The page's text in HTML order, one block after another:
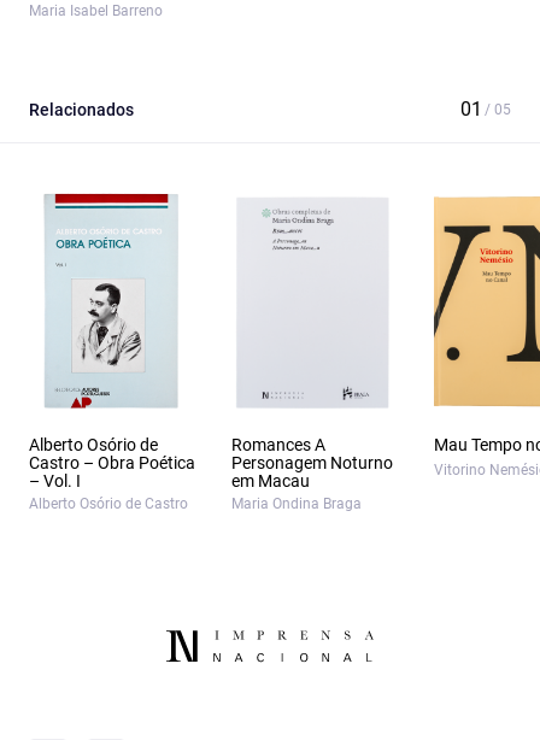
Maria Isabel Barreno
Relacionados
Alberto Osório de
Castro – Obra Poética
– Vol. I
Alberto Osório de Castro
Romances A
Personagem Noturno
em Macau
Maria Ondina Braga
Mau Tempo
Vitorino